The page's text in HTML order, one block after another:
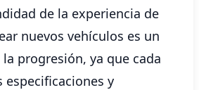
de la experiencia de
nuevos vehículos es un
progresión, ya que cada
especificaciones y